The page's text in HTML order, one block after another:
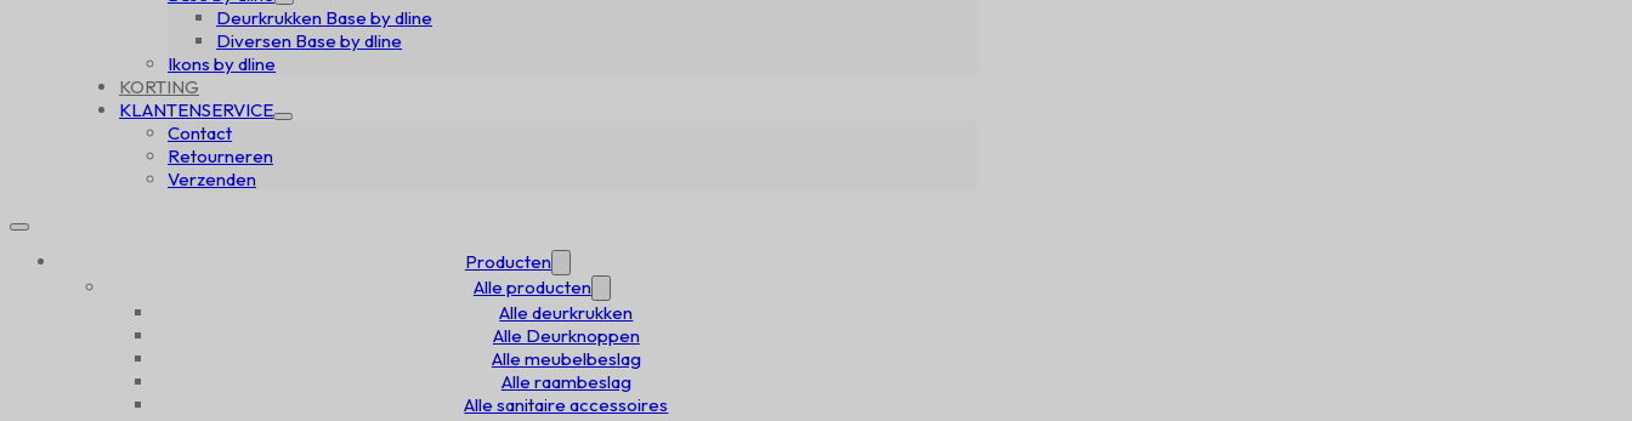
Deurkrukken Base by dline
Diversen Base by dline
Ikons by dline
KORTING
KLANTENSERVICE
Contact
Retourneren
Verzenden
Producten
Alle producten
Alle deurkrukken
Alle Deurknoppen
Alle meubelbeslag
Alle raambeslag
Alle sanitaire accessoires